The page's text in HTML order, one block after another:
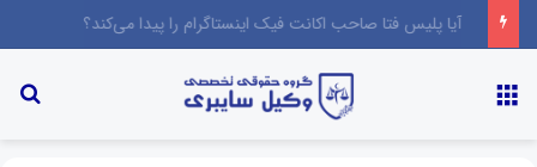
آیا پلیس فتا صاحب اکانت فیک اینستاگرام را پیدا می‌کند؟